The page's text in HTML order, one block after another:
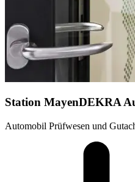
Station MayenDEKRA
Automobil Prüfwesen und